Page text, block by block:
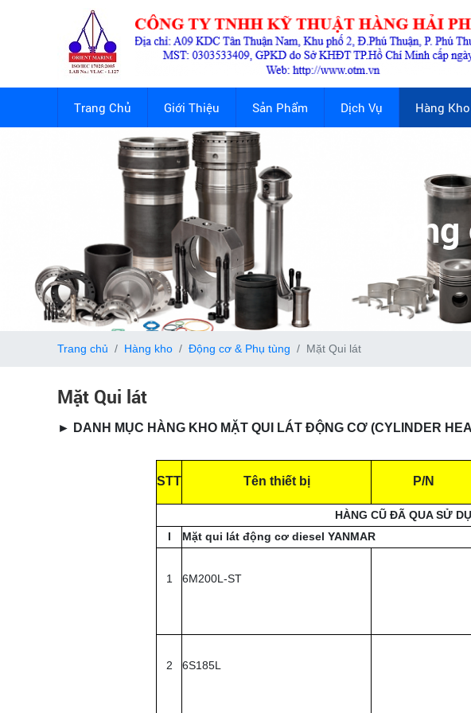
Trang Chủ Giới Thiệu Sản Phẩm Dịch Vụ Hàng Kho
Trang chủ Hàng kho Động cơ & Phụ tùng Mặt Qui lát
Mặt Qui lát
► DANH MỤC HÀNG KHO MẶT QUI LÁT ĐỘNG CƠ (CYLINDER
STT Tên thiết bị P/N
HÀNG CŨ ĐÃ QUA SỬ
I
Mặt qui lát động cơ diesel YANMAR
1
6M200L-ST
2 6S185L